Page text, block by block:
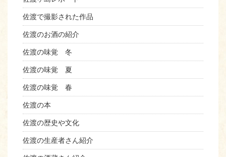
佐渡で撮影された作品
佐渡のお酒の紹介
佐渡の味覚 冬
佐渡の味覚 夏
佐渡の味覚 春
佐渡の本
佐渡の歴史や文化
佐渡の生産者さん紹介